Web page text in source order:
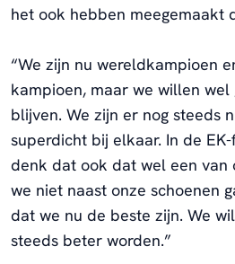
het ook hebben meegemaakt
“We zijn nu wereldkampioen
kampioen, maar we willen wel
blijven. We zijn er nog steeds
superdicht bij elkaar. In de
denk dat ook dat wel een van
we niet naast onze schoenen
dat we nu de beste zijn. We
steeds beter worden.”